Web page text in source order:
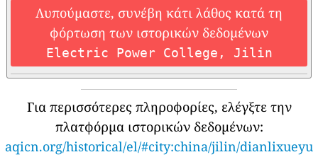
Λυπούμαστε, συνέβη κάτι λάθος κατά τη
φόρτωση των ιστορικών δεδομένων
Electric Power College, Jilin
Για περισσότερες πληροφορίες, ελέγξτε την
πλατφόρμα ιστορικών δεδομένων:
aqicn.org/historical/el/#city:china/jilin/dianlixueyu